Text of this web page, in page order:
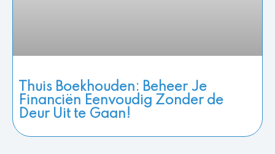
Thuis Boekhouden: Beheer Je
Financiën Eenvoudig Zonder de
Deur Uit te Gaan!